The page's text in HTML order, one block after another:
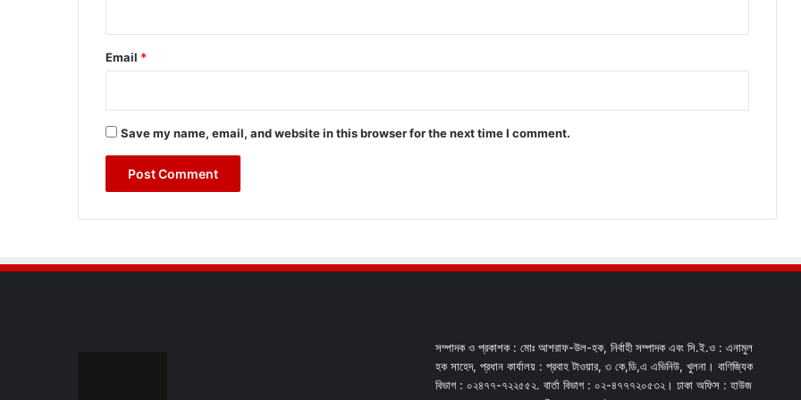
Email *
Save my name, email, and website in this browser for the next time I comment.
সম্পাদক ও প্রকাশক : মোঃ আশরাফ-উল-হক, নির্বাহী সম্পাদক এবং সি.ই.ও : এনামুল
হক সাহেদ, প্রধান কার্যালয় : প্রবাহ টাওয়ার, ৩ কে,ডি,এ এভিনিউ, খুলনা। বাণিজ্যিক
বিভাগ : ০২৪৭৭-৭২২৫৫২. বার্তা বিভাগ : ০২-৪৭৭৭২০৫৩২। ঢাকা অফিস : হাউজ